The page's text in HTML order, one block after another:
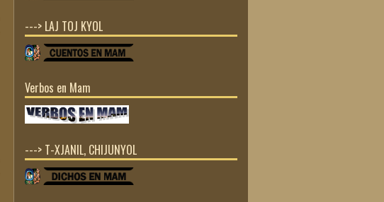
---> LAJ TOJ KYOL
Verbos en Mam
---> T-XJANIL, CHIJUNYOL